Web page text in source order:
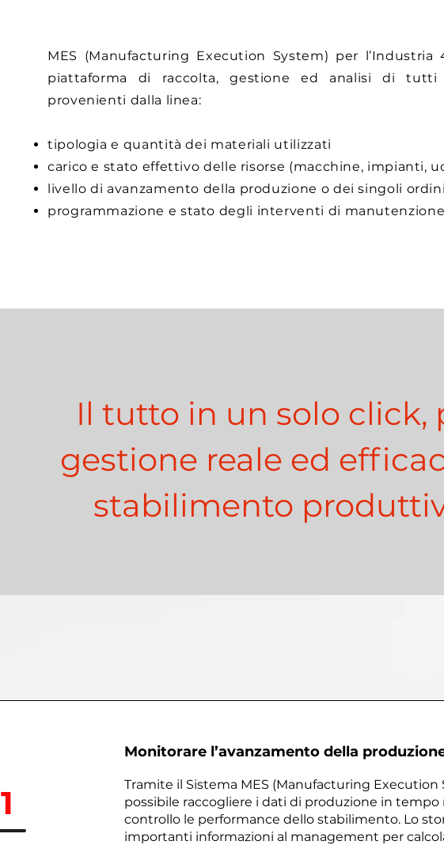
MES (Manufacturing Execution System) per l’Industria
piattaforma di raccolta, gestione ed analisi di
provenienti dalla linea:
tipologia e quantità dei materiali utilizzati
carico e stato effettivo delle risorse (macchine, impianti,
livello di avanzamento della produzione o dei singoli ordini
programmazione e stato degli interventi di manutenzione
Il tutto in un solo click,
gestione reale ed
stabilimento
1
Monitorare l’avanzamento della
Tramite il Sistema MES (Manufacturing Execution
possibile raccogliere i dati di produzione in
controllo le performance dello stabilimento. Lo
importanti informazioni al management per